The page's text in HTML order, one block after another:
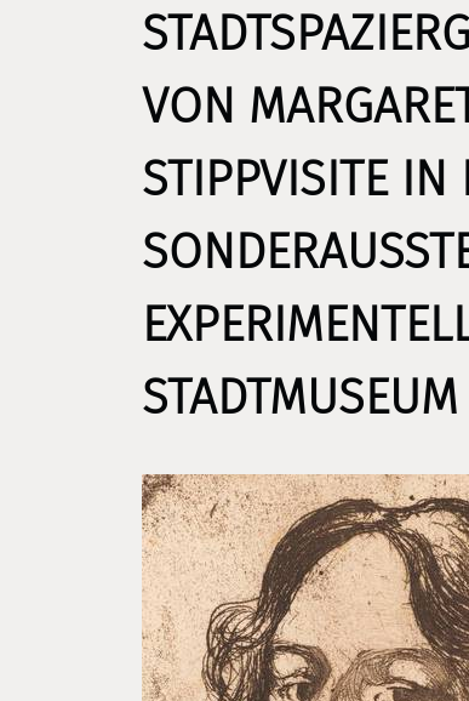
VON
STIPPVISITE IN
STADTMUSEUM